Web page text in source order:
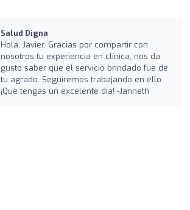
Salud Digna
Hola, Javier. Gracias por compartir con
nosotros tu experiencia en clínica, nos da
gusto saber que el servicio brindado fue de
tu agrado. Seguiremos trabajando en ello.
¡Que tengas un excelente día! -Janneth